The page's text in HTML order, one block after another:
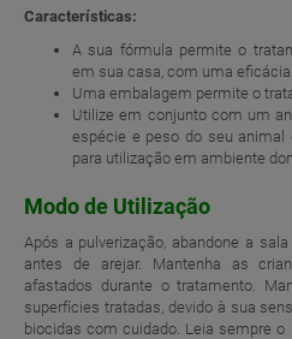
Características:
A sua fórmula permite o
em sua casa, com uma
Uma embalagem permite o
Utilize em conjunto com um
espécie e peso do seu animal
para utilização em ambiente
Modo de Utilização
Após a pulverização, abandone a
antes de arejar. Mantenha as
afastados durante o tratamento.
superfícies tratadas, devido à sua
biocidas com cuidado. Leia sempre